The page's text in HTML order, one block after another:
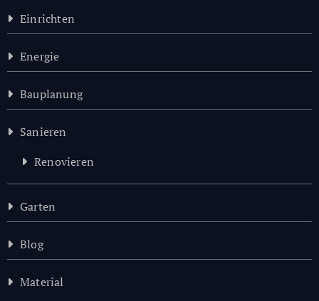
Einrichten
Energie
Bauplanung
Sanieren
Renovieren
Garten
Blog
Material